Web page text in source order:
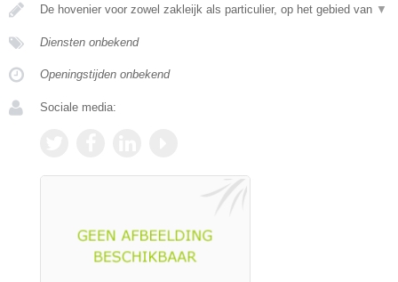
De hovenier voor zowel zakleijk als particulier, op het gebied van ▼
Diensten onbekend
Openingstijden onbekend
Sociale media: